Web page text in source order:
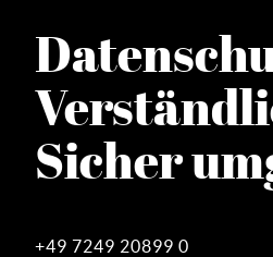
Sicher
+49 7249 20899 0